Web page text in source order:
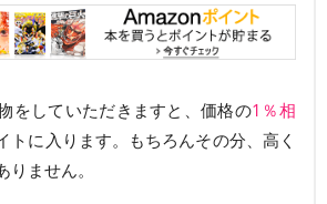
をしていただきますと、価格の1％相
トに入ります。もちろんその分、高く
ません。